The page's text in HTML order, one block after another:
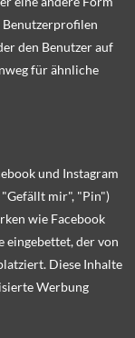
Benutzerprofilen
den Benutzer auf
für ähnliche
und Instagram
"Gefällt mir", "Pin")
wie Facebook
eingebettet, der von
Diese Inhalte
Werbung